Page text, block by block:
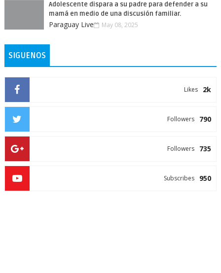
Adolescente dispara a su padre para defender a su
mamá en medio de una discusión familiar.
Paraguay Live May 08, 2025
SIGUENOS
2k
Likes
790
Followers
735
Followers
950
Subscribes